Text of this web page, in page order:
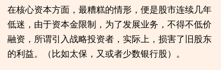
在核心资本方面，最糟糕的情形，便是股市连续几年
低迷，由于资本金限制，为了发展业务，不得不低价
融资，所谓引入战略投资者，实际上，损害了旧股东
的利益。（比如太保，又或者少数银行股）。